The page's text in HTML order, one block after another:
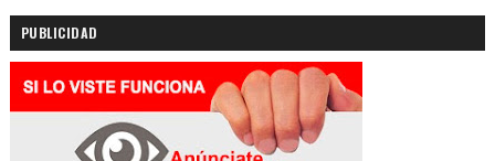
PUBLICIDAD